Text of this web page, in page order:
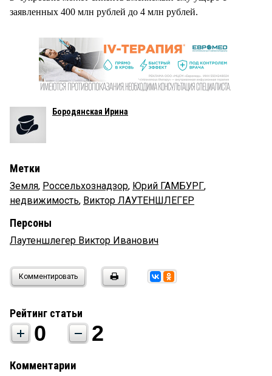
заявленных 400 млн рублей до 4 млн рублей.
Бородянская Ирина
Метки
Земля, Россельхознадзор, Юрий ГАМБУРГ,
недвижимость, Виктор ЛАУТЕНШЛЕГЕР
Персоны
Лаутеншлегер Виктор Иванович
Комментировать
Рейтинг статьи
0 2
Комментарии